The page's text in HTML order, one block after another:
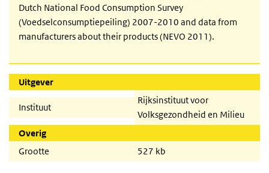
Dutch National Food Consumption Survey
(Voedselconsumptiepeiling) 2007-2010 and data from
manufacturers about their products (NEVO 2011).
Uitgever
Instituut
Rijksinstituut voor
Volksgezondheid en Milieu
Overig
Grootte
527 kb